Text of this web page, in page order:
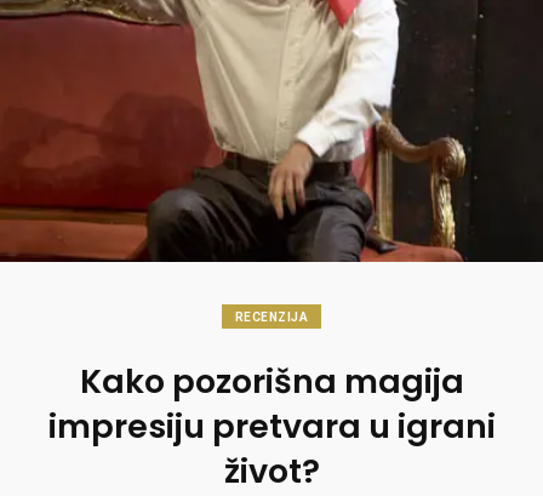
RECENZIJA
Kako pozorišna magija
impresiju pretvara u igrani
život?